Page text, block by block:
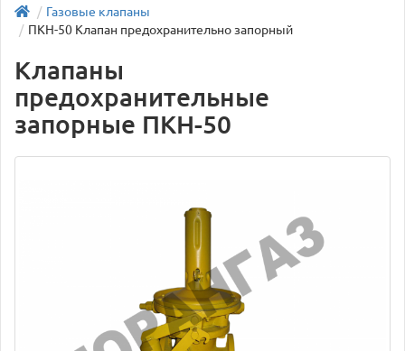
Газовые клапаны
ПКН-50 Клапан предохранительно запорный
Клапаны
предохранительные
запорные ПКН-50